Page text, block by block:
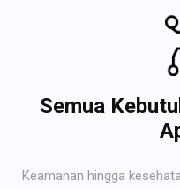
Semua
Keamanan hingga